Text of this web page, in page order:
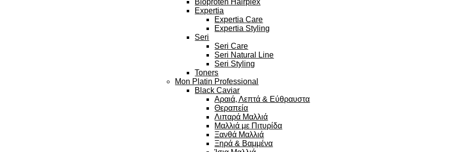
Bioproten Hairplex
Expertia
Expertia Care
Expertia Styling
Seri
Seri Care
Seri Natural Line
Seri Styling
Toners
Mon Platin Professional
Black Caviar
Αραιά, Λεπτά & Εύθραυστα
Θεραπεία
Λιπαρά Μαλλιά
Μαλλιά με Πιτυρίδα
Ξανθά Μαλλιά
Ξηρά & Βαμμένα